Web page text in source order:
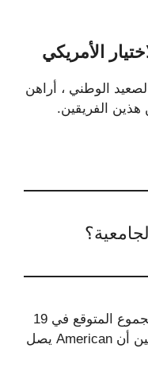
الأمريكي
الوطني ، أراهن
هذين الفريقين.
ذهب Mount St. Mary’s تحت المجموع المتوقع في 19
من 33 مباراة هذا الموسم ، في حين أن American يصل